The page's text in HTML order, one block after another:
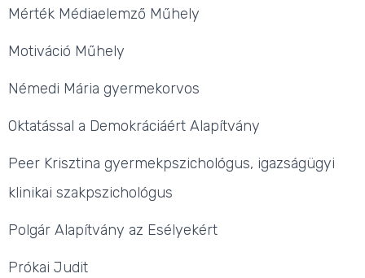
Mérték Médiaelemző Műhely
Motiváció Műhely
Némedi Mária gyermekorvos
Oktatással a Demokráciáért Alapítvány
Peer Krisztina gyermekpszichológus, igazságügyi
klinikai szakpszichológus
Polgár Alapítvány az Esélyekért
Prókai Judit